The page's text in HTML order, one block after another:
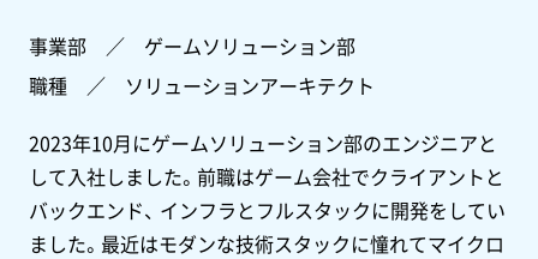
事業部 ／ ゲームソリューション部
職種 ／ ソリューションアーキテクト
2023年10月にゲームソリューション部のエンジニアと
して入社しました。前職はゲーム会社でクライアントと
バックエンド、 インフラとフルスタックに開発をしてい
ました。最近はモダンな技術スタックに憧れてマイクロ